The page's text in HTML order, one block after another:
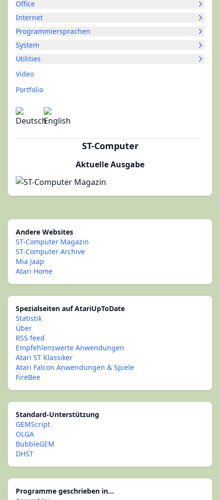
Office
Internet
Programmiersprachen
System
Utilities
Video
Portfolio
ST-Computer
Aktuelle Ausgabe
Andere Websites
ST-Computer Magazin
ST-Computer Archive
Mia Jaap
Atari Home
Spezialseiten auf AtariUpToDate
Statistik
Über
RSS feed
Empfehlenswerte Anwendungen
Atari ST Klassiker
Atari Falcon Anwendungen & Spiele
FireBee
Standard-Unterstützung
GEMScript
OLGA
BubbleGEM
DHST
Programme geschrieben in...